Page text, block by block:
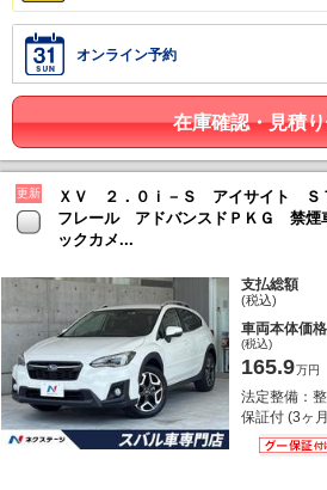
オンライン予約
在庫確認・見積
更新
ＸＶ ２．０ｉ－Ｓ アイサイト Ｓ
フレール アドバンスドＰＫＧ 禁
ックカメ...
支払総額
(税込)
車両本体価格
(税込)
165.9万円
法定整備：
保証付 (3ヶ